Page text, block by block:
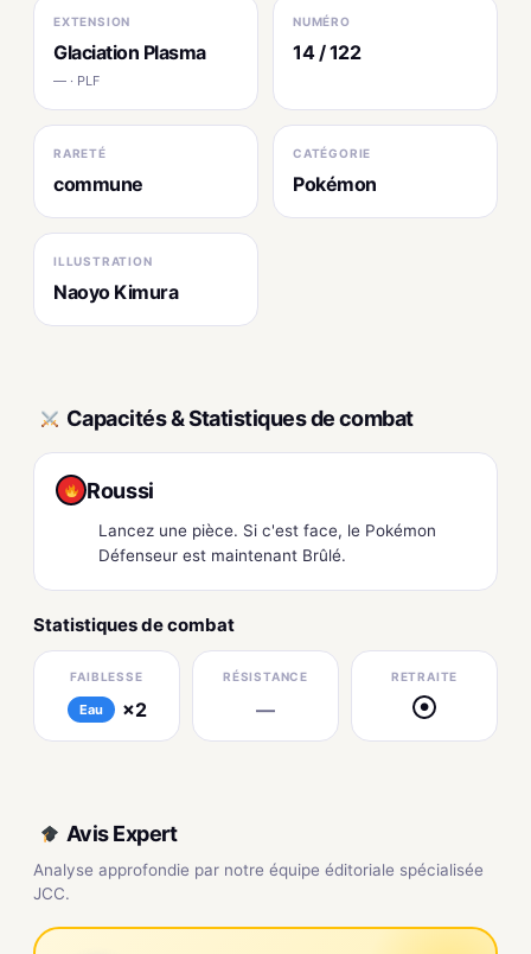
EXTENSION
Glaciation Plasma
— · PLF
NUMÉRO
14 / 122
RARETÉ
commune
CATÉGORIE
Pokémon
ILLUSTRATION
Naoyo Kimura
Capacités & Statistiques de combat
Roussi
Lancez une pièce. Si c'est face, le Pokémon
Défenseur est maintenant Brûlé.
Statistiques de combat
FAIBLESSE
Eau ×2
RÉSISTANCE
—
RETRAITE
●
Avis Expert
Analyse approfondie par notre équipe éditoriale spécialisée
JCC.